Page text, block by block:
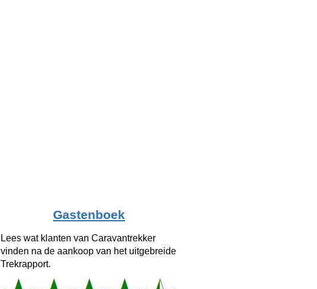
Gastenboek
Lees wat klanten van Caravantrekker
vinden na de aankoop van het uitgebreide
Trekrapport.